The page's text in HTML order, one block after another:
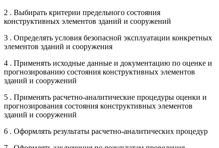
2 . Выбирать критерии предельного состояния
конструктивных элементов зданий и сооружений
3 . Определять условия безопасной эксплуатации конкретных
элементов зданий и сооружения
4 . Применять исходные данные и документацию по оценке и
прогнозированию состояния конструктивных элементов
зданий и сооружений
5 . Применять расчетно-аналитические процедуры оценки и
прогнозирования состояния конструктивных элементов
зданий и сооружений
6 . Оформлять результаты расчетно-аналитических процедур